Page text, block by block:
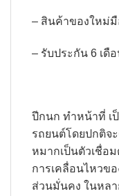
– สินค้าของใหม่
– รับประกัน 6 เดือ
ปีกนก ทำหน้าที่ เ
รถยนต์โดยปกติจ
หมากเป็นตัวเชื่อ
การเคลื่อนไหวข
ส่วนมั่นคง ในหล